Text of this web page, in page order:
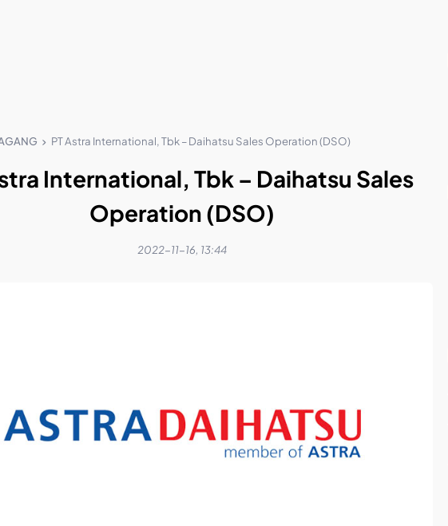
PT Astra International, Tbk – Daihatsu Sales Operation (DSO)
International, Tbk – Daihatsu Sales
Operation (DSO)
2022-11-16, 13:44